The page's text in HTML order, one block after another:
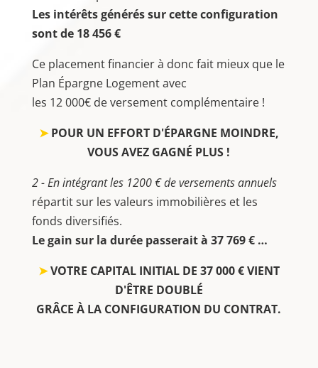
Les intérêts générés sur cette configuration
sont de 18 456 €
Ce placement financier à donc fait mieux que le
Plan Épargne Logement avec
les 12 000€ de versement complémentaire !
➤POUR UN EFFORT D'ÉPARGNE MOINDRE,
VOUS AVEZ GAGNÉ PLUS !
2 - En intégrant les 1200 € de versements annuels
répartit sur les valeurs immobilières et les
fonds diversifiés.
Le gain sur la durée passerait à 37 769 € …
➤VOTRE CAPITAL INITIAL DE 37 000 € VIENT
D'ÊTRE DOUBLÉ
GRÂCE À LA CONFIGURATION DU CONTRAT.